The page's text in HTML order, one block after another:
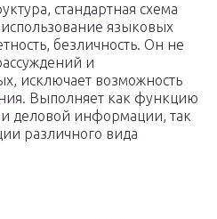
стандартная схема
языковых
безличность. Он не
и
исключает возможность
Выполняет как функцию
деловой информации, так
различного вида